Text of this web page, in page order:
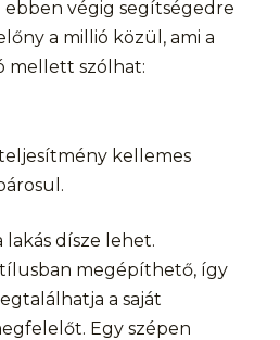
ebben végig segítségedre
a millió közül, ami a
mellett szólhat:
kellemes
lakás dísze lehet.
megépíthető, így
a saját
Egy szépen